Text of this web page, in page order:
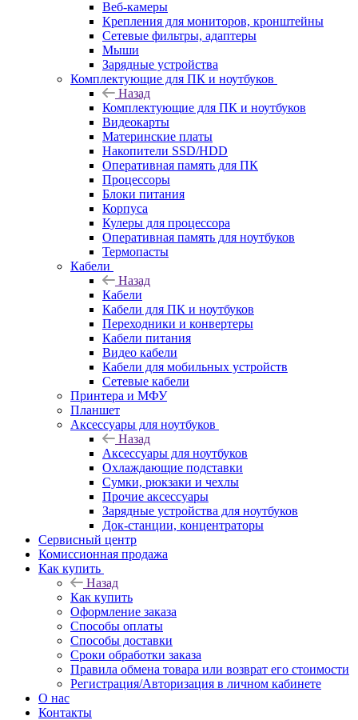
Веб-камеры
Крепления для мониторов, кронштейны
Сетевые фильтры, адаптеры
Мыши
Зарядные устройства
Комплектующие для ПК и ноутбуков
Назад
Комплектующие для ПК и ноутбуков
Видеокарты
Материнские платы
Накопители SSD/HDD
Оперативная память для ПК
Процессоры
Блоки питания
Корпуса
Кулеры для процессора
Оперативная память для ноутбуков
Термопасты
Кабели
Назад
Кабели
Кабели для ПК и ноутбуков
Переходники и конвертеры
Кабели питания
Видео кабели
Кабели для мобильных устройств
Сетевые кабели
Принтера и МФУ
Планшет
Аксессуары для ноутбуков
Назад
Аксессуары для ноутбуков
Охлаждающие подставки
Сумки, рюкзаки и чехлы
Прочие аксессуары
Зарядные устройства для ноутбуков
Док-станции, концентраторы
Сервисный центр
Комиссионная продажа
Как купить
Назад
Как купить
Оформление заказа
Способы оплаты
Способы доставки
Сроки обработки заказа
Правила обмена товара или возврат его стоимости
Регистрация/Авторизация в личном кабинете
О нас
Контакты